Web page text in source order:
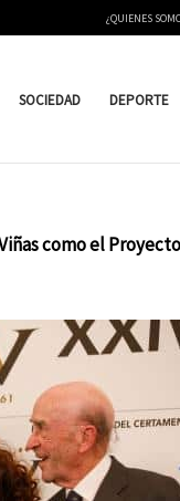
¿QUIENES
SOCIEDAD DEPORTE
como el